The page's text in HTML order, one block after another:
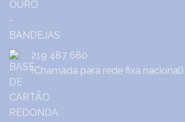
219 487 680
(Chamada para rede fixa nacional)